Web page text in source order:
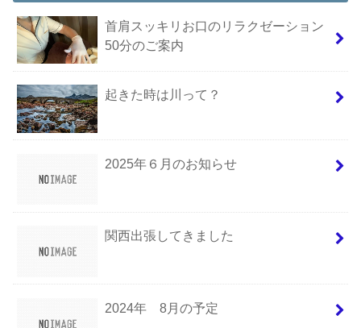
首肩スッキリお口のリラクゼーション
50分のご案内
起きた時は川って？
2025年６月のお知らせ
関西出張してきました
2024年 8月の予定